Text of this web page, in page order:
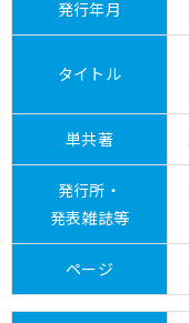
発行年月
タイトル
単共著
発行所・
発表雑誌等
ページ